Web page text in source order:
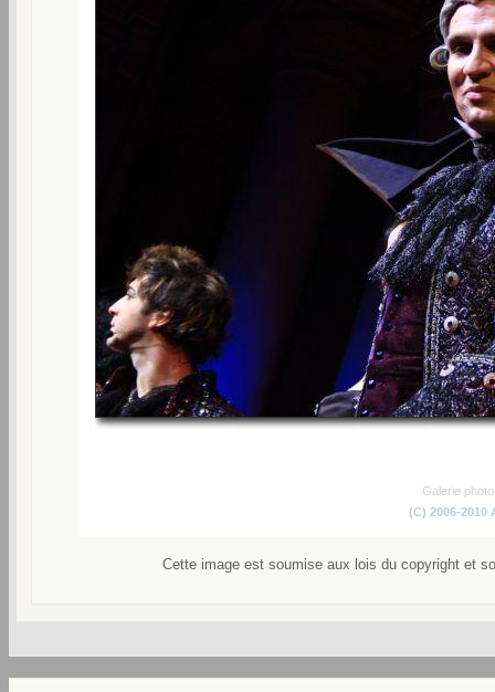
Galerie
(C) 2006-2010
Cette image est soumise aux lois du copyright et